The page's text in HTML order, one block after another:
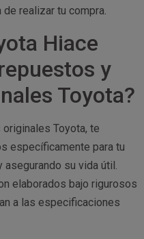
de realizar tu compra.
Hiace
y
Toyota?
Toyota, te
específicamente para tu
su vida útil.
elaborados bajo rigurosos
a las especificaciones